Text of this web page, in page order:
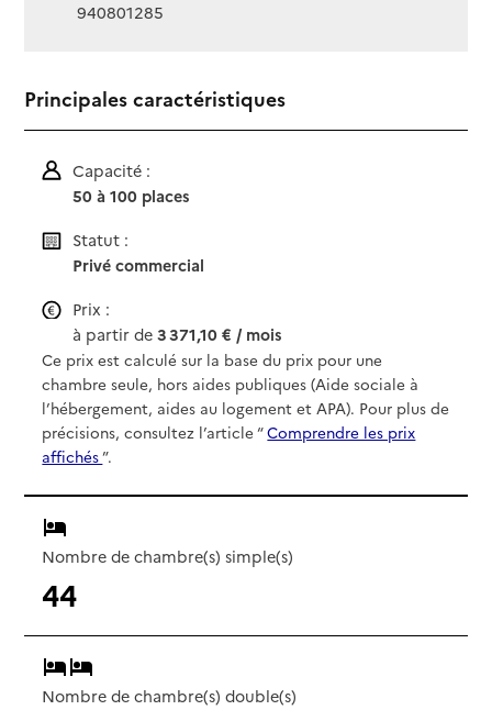
940801285
Principales caractéristiques
Capacité :
50 à 100 places
Statut :
Privé commercial
Prix :
à partir de3 371,10 € / mois
Ce prix est calculé sur la base du prix pour une
chambre seule, hors aides publiques (Aide sociale à
l’hébergement, aides au logement et APA). Pour plus de
précisions, consultez l’article “Comprendre les prix
affichés”.
Nombre de chambre(s) simple(s)
44
Nombre de chambre(s) double(s)